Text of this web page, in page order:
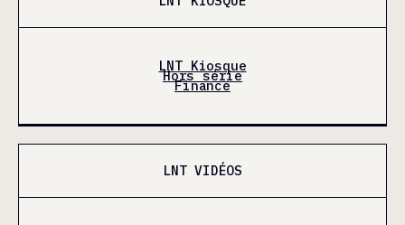
LNT Kiosque
Hors série
Finance
LNT VIDÉOS